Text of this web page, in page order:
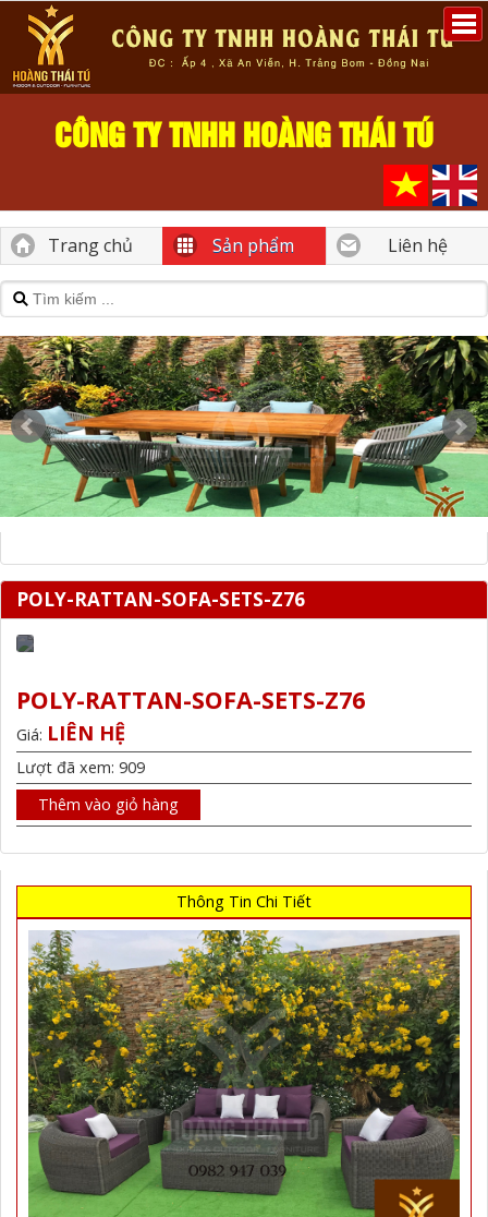
CÔNG TY TNHH HOÀNG THÁI TÚ
Trang chủ Sản phẩm Liên hệ
POLY-RATTAN-SOFA-SETS-Z76
POLY-RATTAN-SOFA-SETS-Z76
Giá: LIÊN HỆ
Lượt đã xem: 909
Thêm vào giỏ hàng
Thông Tin Chi Tiết